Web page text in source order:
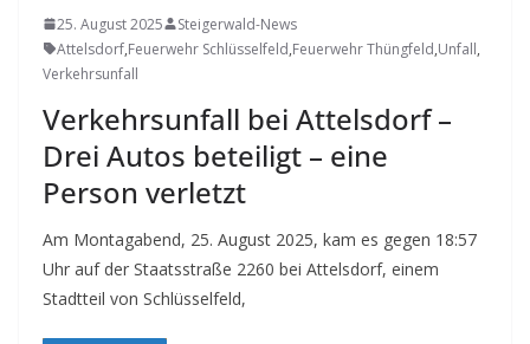
25. August 2025
Steigerwald-News
Attelsdorf,Feuerwehr Schlüsselfeld,Feuerwehr Thüngfeld,Unfall,
Verkehrsunfall
Verkehrsunfall bei Attelsdorf –
Drei Autos beteiligt – eine
Person verletzt
Am Montagabend, 25. August 2025, kam es gegen 18:57
Uhr auf der Staatsstraße 2260 bei Attelsdorf, einem
Stadtteil von Schlüsselfeld,